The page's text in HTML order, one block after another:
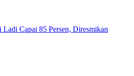
Ladi Capai 85 Persen, Diresmikan